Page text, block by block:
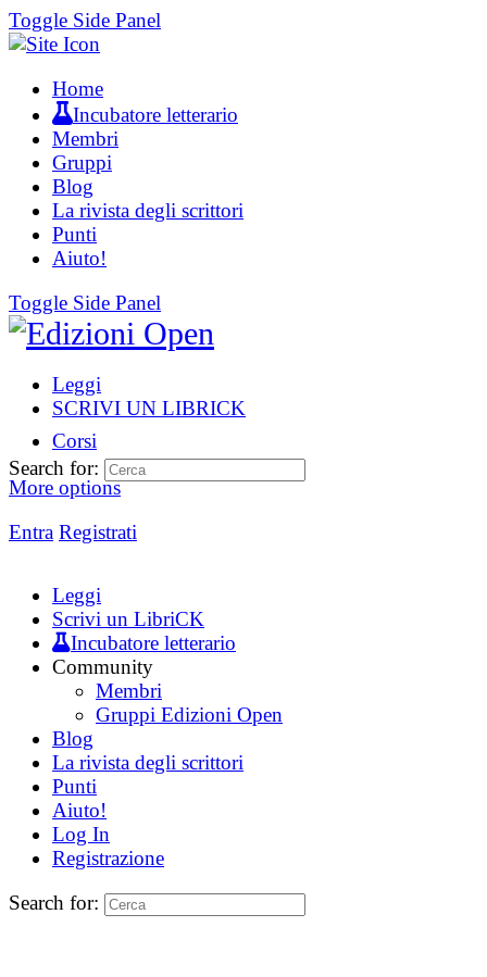
Toggle Side Panel
Home
Incubatore letterario
Membri
Gruppi
Blog
La rivista degli scrittori
Punti
Aiuto!
Toggle Side Panel
Leggi
SCRIVI UN LIBRICK
Corsi
More options
Entra Registrati
Search for:
Leggi
Scrivi un LibriCK
Incubatore letterario
Community
Membri
Gruppi Edizioni Open
Blog
La rivista degli scrittori
Punti
Aiuto!
Log In
Registrazione
Search for: